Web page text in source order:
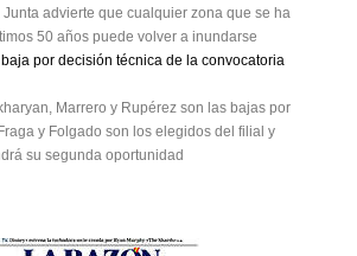
Junta advierte que cualquier zona que se ha
50 años puede volver a inundarse
por decisión técnica de la convocatoria
Marrero y Rupérez son las bajas por
y Folgado son los elegidos del filial y
su segunda oportunidad